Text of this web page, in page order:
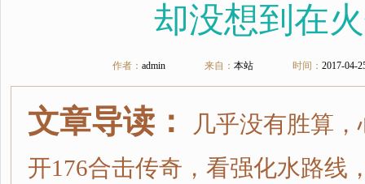
却没想到在
作者： admin 来自： 本站 时间： 2017-04-
文章导读：
几乎没有胜算
开176合击传奇，看强化水路线